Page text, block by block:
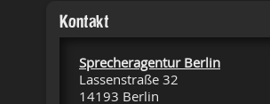
Kontakt
Sprecheragentur Berlin
Lassenstraße 32
14193 Berlin